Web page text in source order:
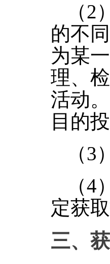
（2
的不
为某
理、
活动
目的
（3
（4
定获
三、